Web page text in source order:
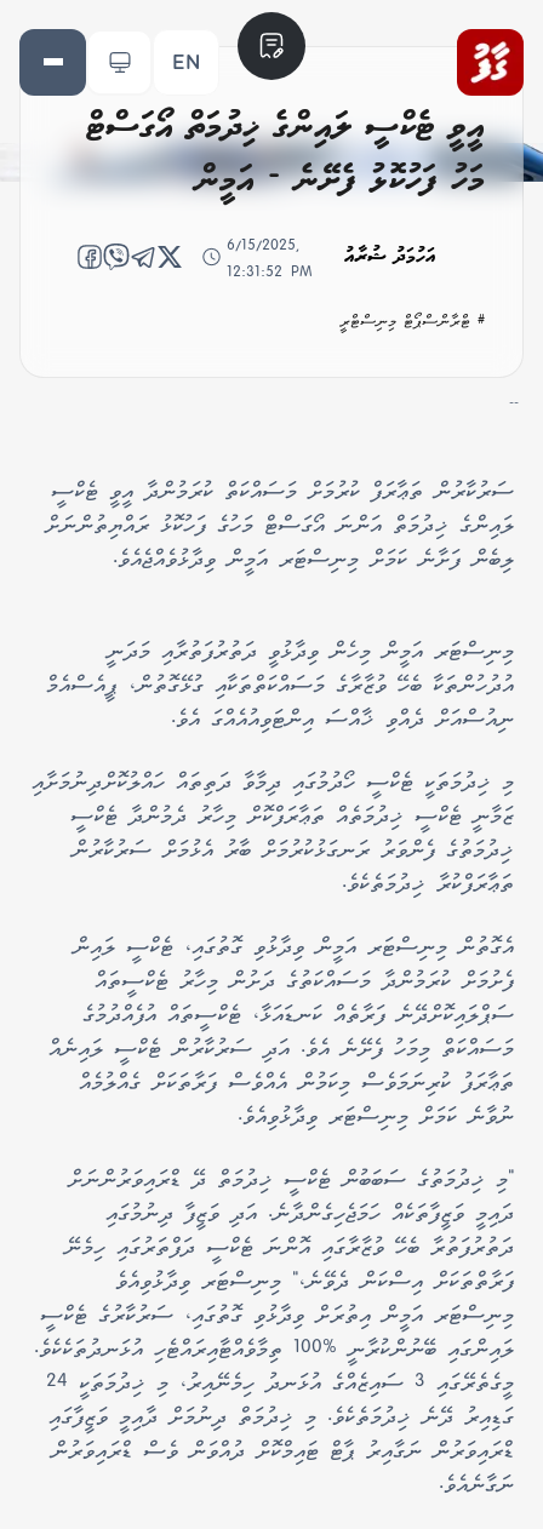
EN
އީވީ ޓެކްސީ ލައިންގެ ޚިދުމަތް އޯގަސްޓް
މަހު ފަހުކޮޅު ފެށޭނެ - އަމީން
އަހުމަދު ޝުރާއު
6/15/2025,
12:31:52 PM
# ޓްރާންސްޕޯޓް މިނިސްޓްރީ
--
ސަރުކާރުން ތަޢާރަފް ކުރުމަށް މަސައްކަތް ކުރަމުންދާ އީވީ ޓެކްސީ
ލައިންގެ ޚިދުމަތް އަންނަ އޯގަސްޓް މަހުގެ ފަހުކޮޅު ރައްޔިތުންނަށް
ލިބެން ފަށާނެ ކަމަށް މިނިސްޓަރ އަމީން ވިދާޅުވެއްޖެއެވެ.
މިނިސްޓަރ އަމީން މިހެން ވިދާޅުވީ ދަތުރުފަތުރާއި މަދަނީ
އުދުހުންތަކާ ބެހޭ ވުޒާރާގެ މަސައްކަތްތަކާއި ގުޅޭގޮތުން، ޕީއެސްއެމް
ނިއުސްއަށް ދެއްވި ޚާއްސަ އިންޓަވިއުއެއްގަ އެވެ.
މި ޚިދުމަތަކީ ޓެކްސީ ހޯދުމުގައި ދިމާވާ ދަތިތައް ހައްލުކޮށްދިނުމަށާއި
ޒަމާނީ ޓެކްސީ ޚިދުމަތެއް ތަޢާރަފްކޮށް މިހާރު ދެމުންދާ ޓެކްސީ
ޚިދުމަތުގެ ފެންވަރު ރަނގަޅުކުރުމަށް ބާރު އެޅުމަށް ސަރުކާރުން
ތަޢާރަފްކުރާ ޚިދުމަތެކެވެ.
އެގޮތުން މިނިސްޓަރ އަމީން ވިދާޅުވި ގޮތުގައި، ޓެކްސީ ލައިން
ފެށުމަށް ކުރަމުންދާ މަސައްކަތުގެ ދަށުން މިހާރު ޓެކްސީތައް
ސަޕްލައިކޮށްދޭނެ ފަރާތެއް ކަނޑައަޅާ، ޓެކްސީތައް އުފެއްދުމުގެ
މަސައްކަތް މިމަހު ފެށޭނެ އެވެ. އަދި ސަރުކާރުން ޓެކްސީ ލައިނެއް
ތަޢާރަފު ކުރިނަމަވެސް މިކަމުން އެއްވެސް ފަރާތަކަށް ގެއްލުމެއް
ނުވާނެ ކަމަށް މިނިސްޓަރ ވިދާޅުވިއެވެ.
"މި ޚިދުމަތުގެ ސަބަބުން ޓެކްސީ ޚިދުމަތް ދޭ ޑްރައިވަރުންނަށް
ދައިމީ ވަޒީފާތަކެއް ހަމަޖެހިގެންދާނެ. އަދި ވަޒީފާ ދިނުމުގައި
ދަތުރުފަތުރާ ބެހޭ ވުޒާރާގައި އޮންނަ ޓެކްސީ ދަފްތަރުގައި ހިމެނޭ
ފަރާތްތަކަށް އިސްކަން ދެވޭނެ،" މިނިސްޓަރ ވިދާޅުވިއެވެ
މިނިސްޓަރ އަމީން އިތުރަށް ވިދާޅުވި ގޮތުގައި، ސަރުކާރުގެ ޓެކްސީ
ލައިންގައި ބޭނުންކުރާނީ %100 ތިމާވެއްޓާއިރައްޓެހި އުޅަނދުތަކެކެވެ.
މީގެތެރޭގައި 3 ސައިޒެއްގެ އުޅަނދު ހިމެނޭއިރު، މި ޚިދުމަތަކީ 24
ގަޑިއިރު ދޭނެ ޚިދުމަތެކެވެ. މި ޚިދުމަތް ދިނުމަށް ދާއިމީ ވަޒީފާގައި
ޑްރައިވަރުން ނަގާއިރު ޕާޓް ޓައިމްކޮށް ދުއްވަން ވެސް ޑްރައިވަރުން
ނަގާނެއެވެ.